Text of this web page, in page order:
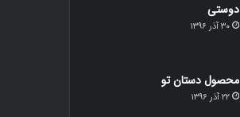
دوستی
۳۰ آذر ۱۳۹۶
محصول دستان تو
۲۲ آذر ۱۳۹۶